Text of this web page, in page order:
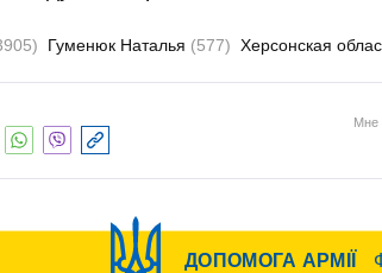
Гуменюк Наталья (577) Херсонская
Мне